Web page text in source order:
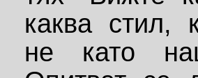
каква стил,
не като